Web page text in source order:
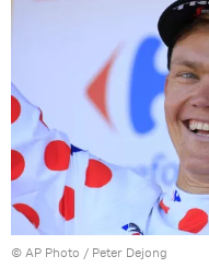
© AP Photo / Peter Dejong